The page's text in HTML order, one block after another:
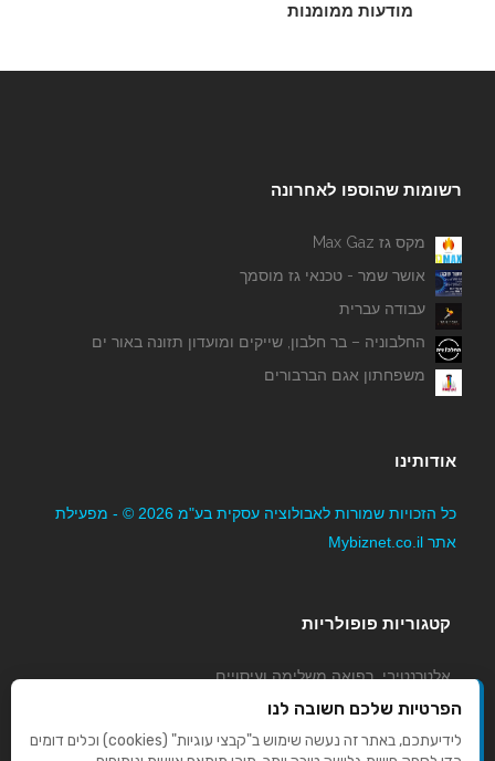
מודעות ממומנות
רשומות שהוספו לאחרונה
מקס גז Max Gaz
אושר שמר - טכנאי גז מוסמך
עבודה עברית
החלבוניה – בר חלבון, שייקים ומועדון תזונה באור ים
משפחתון אגם הברבורים
אודותינו
כל הזכויות שמורות לאבולוציה עסקית בע"מ 2026 © - מפעילת
אתר Mybiznet.co.il
קטגוריות פופולריות
אלטרנטיבי, רפואה משלימה ועיסויים
גני ילדים, משפחתונים וצהרונים
קוסמטיקה טיפוח ויופי
הפרטיות שלכם חשובה לנו
לידיעתכם, באתר זה נעשה שימוש ב"קבצי עוגיות" (cookies) וכלים דומים